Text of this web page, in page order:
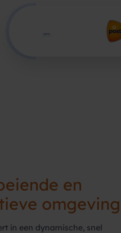
en
omgeving
in een dynamische, snel